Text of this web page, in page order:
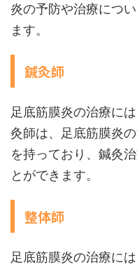
炎の予防や治療につ
ます。
鍼灸師
足底筋膜炎の治療に
灸師は、足底筋膜炎
を持っており、鍼灸
とができます。
整体師
足底筋膜炎の治療に